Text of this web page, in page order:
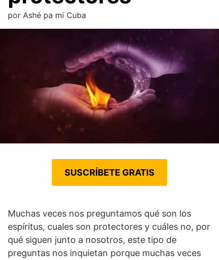
por Ashé pa mi Cuba
SUSCRÍBETE GRATIS
Muchas veces nos preguntamos qué son los
espíritus, cuales son protectores y cuáles no, por
qué siguen junto a nosotros, este tipo de
preguntas nos inquietan porque muchas veces